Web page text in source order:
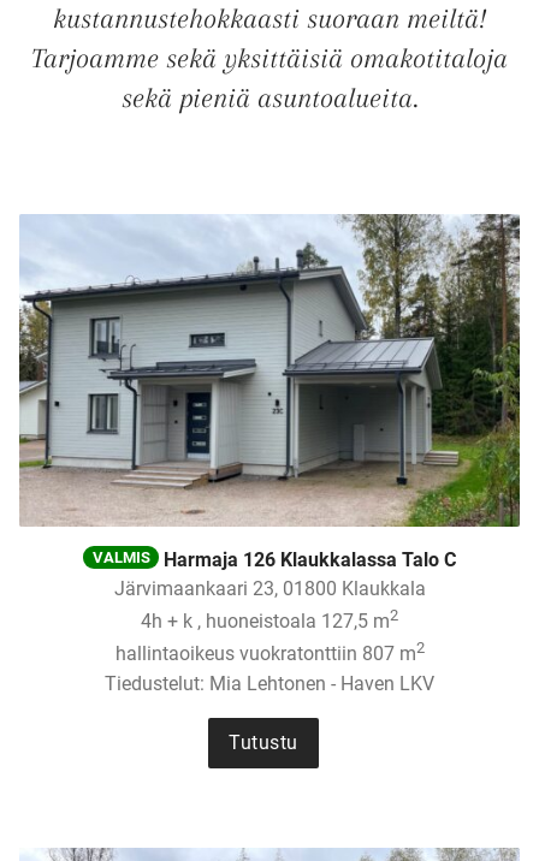
kustannustehokkaasti suoraan meiltä!
Tarjoamme sekä yksittäisiä omakotitaloja
sekä pieniä asuntoalueita.
VALMIS Harmaja 126 Klaukkalassa Talo C
Järvimaankaari 23, 01800 Klaukkala
4h + k , huoneistoala 127,5 m2
hallintaoikeus vuokratonttiin 807 m2
Tiedustelut: Mia Lehtonen - Haven LKV
Tutustu